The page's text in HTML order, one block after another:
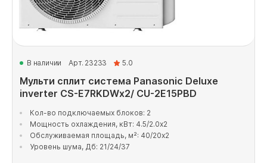
В наличии Арт. 23233 5.0
Мульти сплит система Panasonic Deluxe
inverter CS-E7RKDWx2/ CU-2E15PBD
Кол-во подключаемых блоков: 2
Мощность охлаждения, кВт: 4.5/2.0x2
Обслуживаемая площадь, м²: 40/20x2
Уровень шума, Дб: 21/24/37